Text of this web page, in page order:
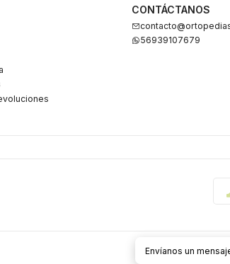
CONTÁCTANOS
56939107679
Envíanos un